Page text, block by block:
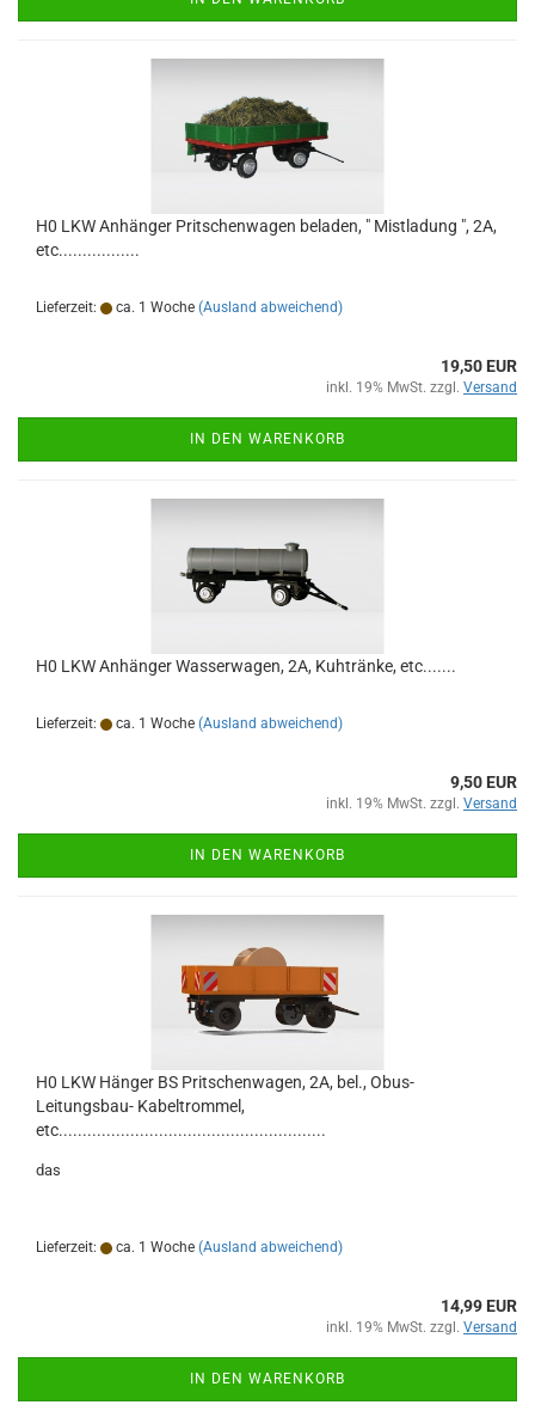
H0 LKW Anhänger Pritschenwagen beladen, " Mistladung ", 2A,
etc.................
Lieferzeit: ca. 1 Woche (Ausland abweichend)
19,50 EUR
inkl. 19% MwSt. zzgl. Versand
IN DEN WARENKORB
H0 LKW Anhänger Wasserwagen, 2A, Kuhtränke, etc.......
Lieferzeit: ca. 1 Woche (Ausland abweichend)
9,50 EUR
inkl. 19% MwSt. zzgl. Versand
IN DEN WARENKORB
H0 LKW Hänger BS Pritschenwagen, 2A, bel., Obus-
Leitungsbau- Kabeltrommel,
etc........................................................
das
Lieferzeit: ca. 1 Woche (Ausland abweichend)
14,99 EUR
inkl. 19% MwSt. zzgl. Versand
IN DEN WARENKORB